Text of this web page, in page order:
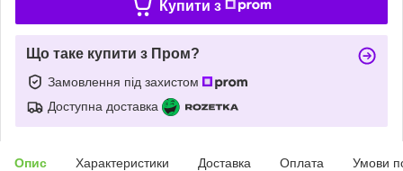
Купити з
Що таке купити з Пром?
Замовлення під захистом
Доступна доставка
Опис Характеристики Доставка Оплата Умови